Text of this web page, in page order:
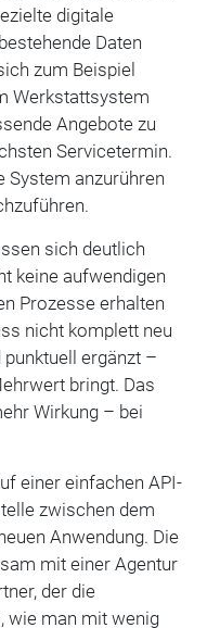
digitale
Daten
zum Beispiel
Werkstattsystem
Angebote zu
Servicetermin.
System anzurühren
sich deutlich
keine aufwendigen
Prozesse erhalten
nicht komplett neu
ergänzt –
bringt. Das
Wirkung – bei
einer einfachen API-
zwischen dem
Anwendung. Die
mit einer Agentur
der die
wie man mit wenig